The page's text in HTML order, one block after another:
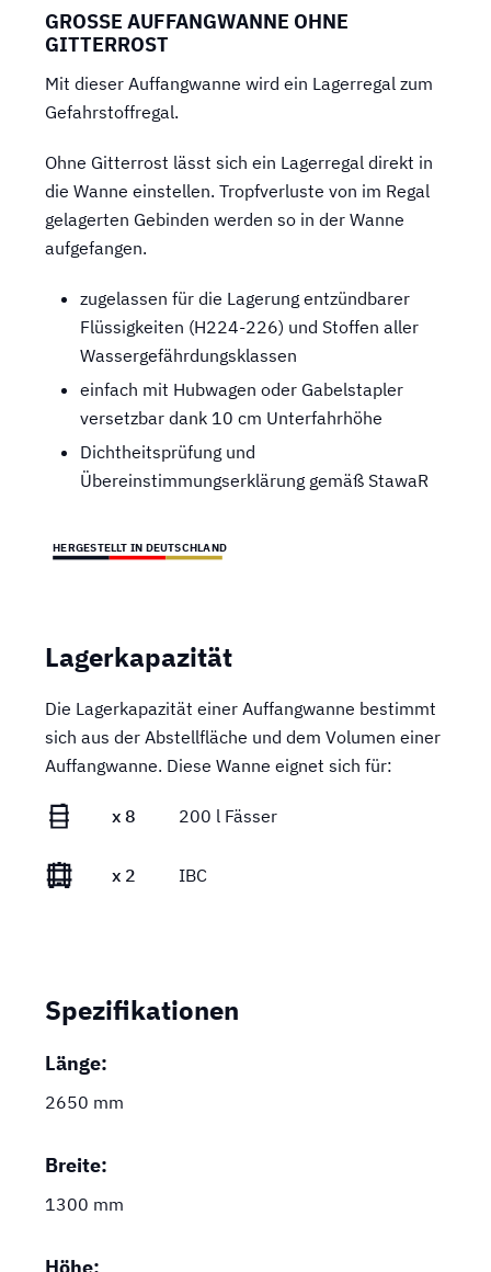
GROSSE AUFFANGWANNE OHNE G
ITTERROST
Mit dieser Auffangwanne wird ein Lagerregal zum
Gefahrstoffregal.
Ohne Gitterrost lässt sich ein Lagerregal direkt in
die Wanne einstellen. Tropfverluste von im Regal
gelagerten Gebinden werden so in der Wanne
aufgefangen.
zugelassen für die Lagerung entzündbarer
Flüssigkeiten (H224-226) und Stoffen aller
Wassergefährdungsklassen
einfach mit Hubwagen oder Gabelstapler
versetzbar dank 10 cm Unterfahrhöhe
Dichtheitsprüfung und
Übereinstimmungserklärung gemäß StawaR
HERGESTELLT IN DEUTSCHLAND
Lagerkapazität
Die Lagerkapazität einer Auffangwanne bestimmt
sich aus der Abstellfläche und dem Volumen einer
Auffangwanne. Diese Wanne eignet sich für:
x 8 200 l Fässer
x 2 IBC
Spezifikationen
Länge:
2650 mm
Breite:
1300 mm